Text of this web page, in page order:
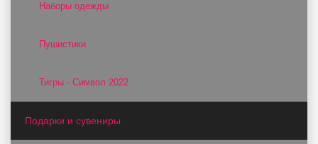
Наборы одежды
Пушистики
Тигры - Символ 2022
Подарки и сувениры